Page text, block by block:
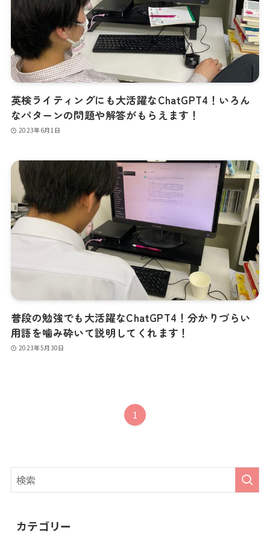
英検ライティングにも大活躍なChatGPT4！いろん
なパターンの問題や解答がもらえます！
2023年6月1日
普段の勉強でも大活躍なChatGPT4！分かりづらい
用語を噛み砕いて説明してくれます！
2023年5月30日
1
カテゴリー